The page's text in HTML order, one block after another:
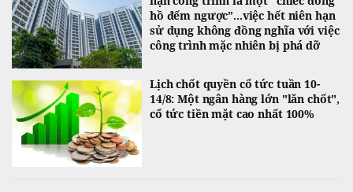
hồ đếm ngược”...việc hết niên hạn
sử dụng không đồng nghĩa với việc
công trình mặc nhiên bị phá dỡ
Lịch chốt quyền cổ tức tuần 10-
14/8: Một ngân hàng lớn "lăn chốt",
cổ tức tiền mặt cao nhất 100%